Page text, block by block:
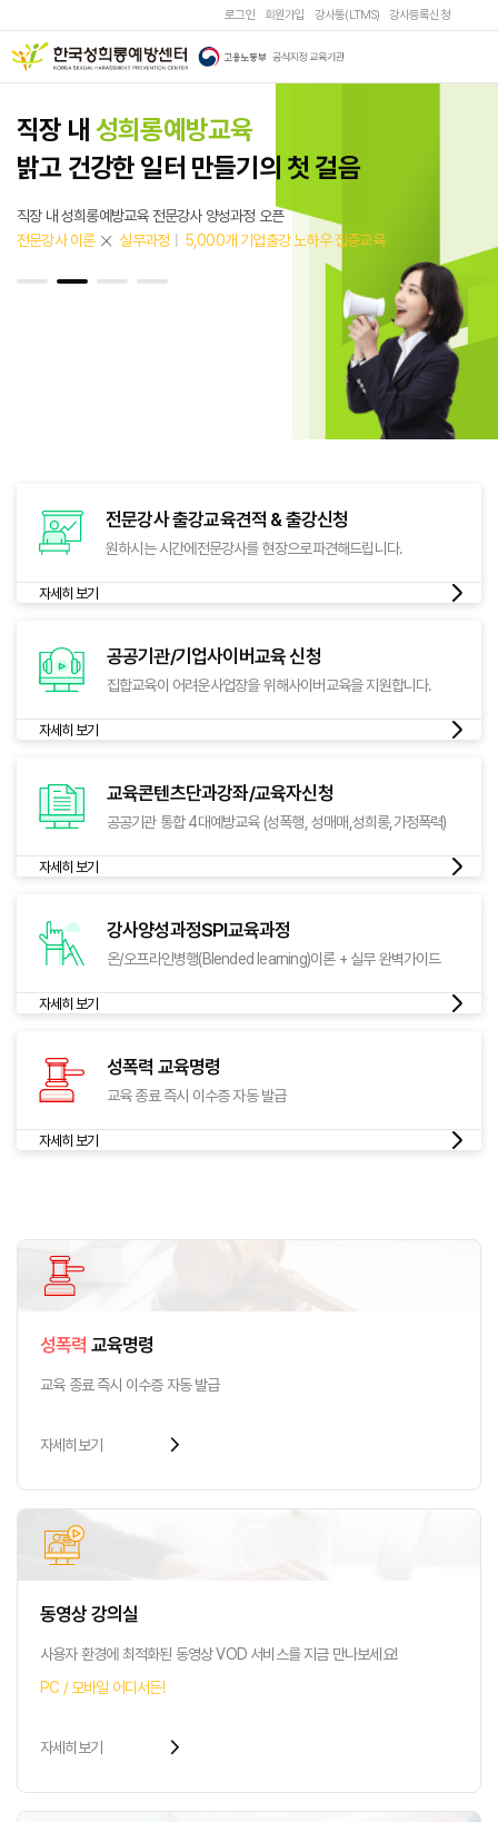
로그인 회원가입 강사통(LTMS) 강사등록신청
직장 내 성희롱예방교육
밝고 건강한 일터 만들기의 첫 걸음
직장 내 성희롱예방교육 전문강사 양성과정 오픈
전문강사 이론
실무과정 5,000개 기업출강 노하우 집중교육
전문강사 출강교육견적 & 출강신청
원하시는 시간에 전문강사를 현장으로파견해드립니다.
자세히 보기
공공기관/기업사이버교육 신청
집합교육이 어려운사업장을 위해사이버교육을 지원합니다.
자세히 보기
교육콘텐츠단과강좌/교육자신청
공공기관 통합 4대예방교육 (성폭행, 성매매, 성희롱,가정폭력)
자세히 보기
강사양성과정SPI교육과정
온/오프라인병행(Blended learning)이론 + 실무 완벽가이드
자세히 보기
성폭력 교육명령
교육 종료 즉시 이수증 자동 발급
자세히 보기
성폭력 교육명령
교육 종료 즉시 이수증 자동 발급
자세히보기 arrow_forward_ios
동영상 강의실
사용자 환경에 최적화된 동영상VOD 서비스를 지금 만나보세요!
PC / 모바일 어디서든!
자세히보기 arrow_forward_ios